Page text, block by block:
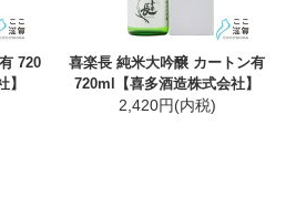
720
喜楽長 純米大吟醸 カートン有
720ml【喜多酒造株式会社】
2,420円(内税)